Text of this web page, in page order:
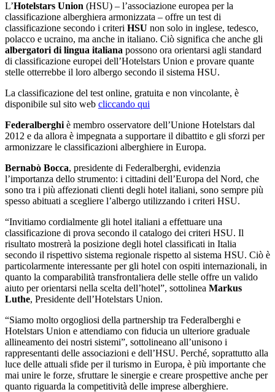
L’Hotelstars Union (HSU) – l’associazione europea per la
classificazione alberghiera armonizzata – offre un test di
classificazione secondo i criteri HSU non solo in inglese, tedesco,
polacco e ucraino, ma anche in italiano. Ciò significa che anche gli
albergatori di lingua italiana possono ora orientarsi agli standard
di classificazione europei dell’Hotelstars Union e provare quante
stelle otterrebbe il loro albergo secondo il sistema HSU.
La classificazione del test online, gratuita e non vincolante, è
disponibile sul sito web cliccando qui
Federalberghiè membro osservatore dell’Unione Hotelstars dal
2012 e da allora è impegnata a supportare il dibattito e gli sforzi per
armonizzare le classificazioni alberghiere in Europa.
Bernabò Bocca, presidente di Federalberghi, evidenzia
l’importanza dello strumento: i cittadini dell’Europa del Nord, che
sono tra i più affezionati clienti degli hotel italiani, sono sempre più
spesso abituati a scegliere l’albergo utilizzando i criteri HSU.
“Invitiamo cordialmente gli hotel italiani a effettuare una
classificazione di prova secondo il catalogo dei criteri HSU. Il
risultato mostrerà la posizione degli hotel classificati in Italia
secondo il rispettivo sistema regionale rispetto al sistema HSU. Ciò è
particolarmente interessante per gli hotel con ospiti internazionali, in
quanto la comparabilità transfrontaliera delle stelle offre un valido
aiuto per orientarsi nella scelta dell’hotel”, sottolinea Markus
Luthe, Presidente dell’Hotelstars Union.
“Siamo molto orgogliosi della partnership tra Federalberghi e
Hotelstars Union e attendiamo con fiducia un ulteriore graduale
allineamento dei nostri sistemi”, sottolineano all’unisono i
rappresentanti delle associazioni e dell’HSU. Perché, soprattutto alla
luce delle attuali sfide per il turismo in Europa, è più importante che
mai unire le forze, sfruttare le sinergie e creare prospettive anche per
quanto riguarda la competitività delle imprese alberghiere.